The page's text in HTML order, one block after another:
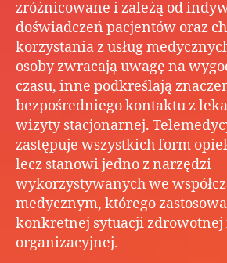
zróżnicowane i zależą od
doświadczeń pacjentów oraz
korzystania z usług
osoby zwracają uwagę na
czasu, inne podkreślają
bezpośredniego kontaktu z
wizyty stacjonarnej.
zastępuje wszystkich form
lecz stanowi jedno z narzędzi
wykorzystywanych we
medycznym, którego
konkretnej sytuacji zdrowotnej
organizacyjnej.